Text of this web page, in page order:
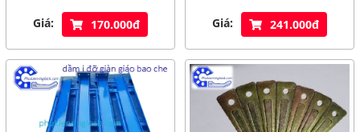
Giá: 170.000đ Giá: 241.000đ